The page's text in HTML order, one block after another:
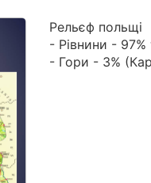
Рельєф польщі
- Рівнини - 97%
- Гори - 3%